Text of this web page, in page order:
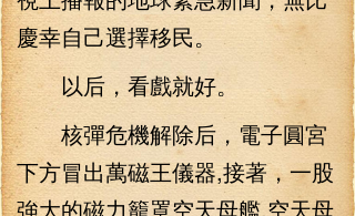
慶幸自己選擇移民。
以后，看戲就好。
核彈危機解除后，電子圓宮
下方冒出萬磁王儀器,接著，一股
強大的磁力籠罩空天母艦,空天母